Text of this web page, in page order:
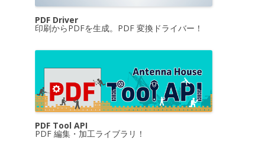
PDF Driver
印刷からPDFを生成。PDF 変換ドライバー！
PDF Tool API
PDF 編集・加工ライブラリ！